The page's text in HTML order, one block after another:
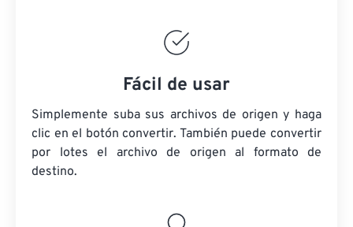
Fácil de usar
Simplemente suba sus archivos de origen y haga
clic en el botón convertir. También puede convertir
por lotes el archivo de origen al formato de
destino.